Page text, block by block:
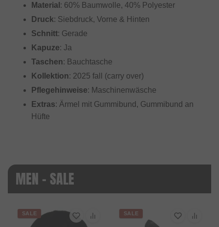
Material : 60% Baumwolle, 40% Polyester
Druck: Siebdruck, Vorne & Hinten
Schnitt: Gerade
Kapuze: Ja
Taschen: Bauchtasche
Kollektion: 2025 fall (carry over)
Pflegehinweise: Maschinenwäsche
Extras: Ärmel mit Gummibund, Gummibund an
Hüfte
MEN - SALE
SALE SALE